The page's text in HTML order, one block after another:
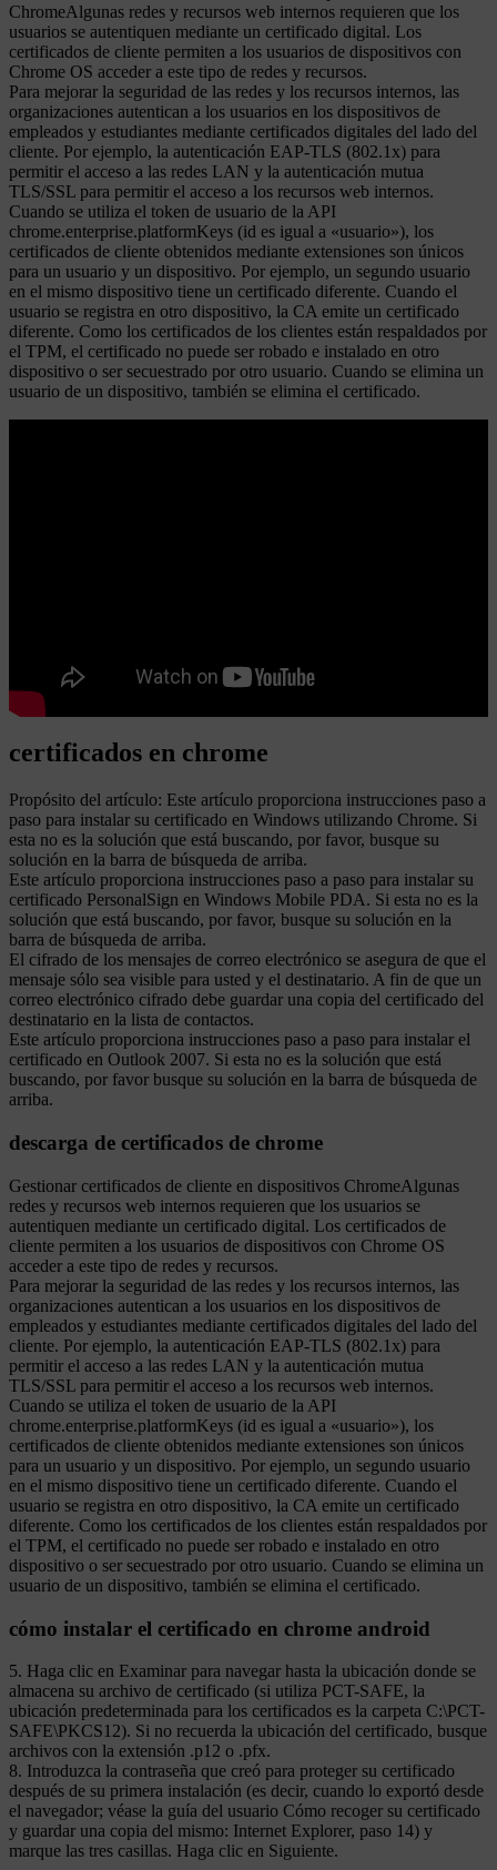
ChromeAlgunas redes y recursos web internos requieren que los
usuarios se autentiquen mediante un certificado digital. Los
certificados de cliente permiten a los usuarios de dispositivos con
Chrome OS acceder a este tipo de redes y recursos.
Para mejorar la seguridad de las redes y los recursos internos, las
organizaciones autentican a los usuarios en los dispositivos de
empleados y estudiantes mediante certificados digitales del lado del
cliente. Por ejemplo, la autenticación EAP-TLS (802.1x) para
permitir el acceso a las redes LAN y la autenticación mutua
TLS/SSL para permitir el acceso a los recursos web internos.
Cuando se utiliza el token de usuario de la API
chrome.enterprise.platformKeys (id es igual a «usuario»), los
certificados de cliente obtenidos mediante extensiones son únicos
para un usuario y un dispositivo. Por ejemplo, un segundo usuario
en el mismo dispositivo tiene un certificado diferente. Cuando el
usuario se registra en otro dispositivo, la CA emite un certificado
diferente. Como los certificados de los clientes están respaldados por
el TPM, el certificado no puede ser robado e instalado en otro
dispositivo o ser secuestrado por otro usuario. Cuando se elimina un
usuario de un dispositivo, también se elimina el certificado.
certificados en chrome
Propósito del artículo: Este artículo proporciona instrucciones paso a
paso para instalar su certificado en Windows utilizando Chrome. Si
esta no es la solución que está buscando, por favor, busque su
solución en la barra de búsqueda de arriba.
Este artículo proporciona instrucciones paso a paso para instalar su
certificado PersonalSign en Windows Mobile PDA. Si esta no es la
solución que está buscando, por favor, busque su solución en la
barra de búsqueda de arriba.
El cifrado de los mensajes de correo electrónico se asegura de que el
mensaje sólo sea visible para usted y el destinatario. A fin de que un
correo electrónico cifrado debe guardar una copia del certificado del
destinatario en la lista de contactos.
Este artículo proporciona instrucciones paso a paso para instalar el
certificado en Outlook 2007. Si esta no es la solución que está
buscando, por favor busque su solución en la barra de búsqueda de
arriba.
descarga de certificados de chrome
Gestionar certificados de cliente en dispositivos ChromeAlgunas
redes y recursos web internos requieren que los usuarios se
autentiquen mediante un certificado digital. Los certificados de
cliente permiten a los usuarios de dispositivos con Chrome OS
acceder a este tipo de redes y recursos.
Para mejorar la seguridad de las redes y los recursos internos, las
organizaciones autentican a los usuarios en los dispositivos de
empleados y estudiantes mediante certificados digitales del lado del
cliente. Por ejemplo, la autenticación EAP-TLS (802.1x) para
permitir el acceso a las redes LAN y la autenticación mutua
TLS/SSL para permitir el acceso a los recursos web internos.
Cuando se utiliza el token de usuario de la API
chrome.enterprise.platformKeys (id es igual a «usuario»), los
certificados de cliente obtenidos mediante extensiones son únicos
para un usuario y un dispositivo. Por ejemplo, un segundo usuario
en el mismo dispositivo tiene un certificado diferente. Cuando el
usuario se registra en otro dispositivo, la CA emite un certificado
diferente. Como los certificados de los clientes están respaldados por
el TPM, el certificado no puede ser robado e instalado en otro
dispositivo o ser secuestrado por otro usuario. Cuando se elimina un
usuario de un dispositivo, también se elimina el certificado.
cómo instalar el certificado en chrome android
5. Haga clic en Examinar para navegar hasta la ubicación donde se
almacena su archivo de certificado (si utiliza PCT-SAFE, la
ubicación predeterminada para los certificados es la carpeta C:\PCT-
SAFE\PKCS12). Si no recuerda la ubicación del certificado, busque
archivos con la extensión .p12 o .pfx.
8. Introduzca la contraseña que creó para proteger su certificado
después de su primera instalación (es decir, cuando lo exportó desde
el navegador; véase la guía del usuario Cómo recoger su certificado
y guardar una copia del mismo: Internet Explorer, paso 14) y
marque las tres casillas. Haga clic en Siguiente.